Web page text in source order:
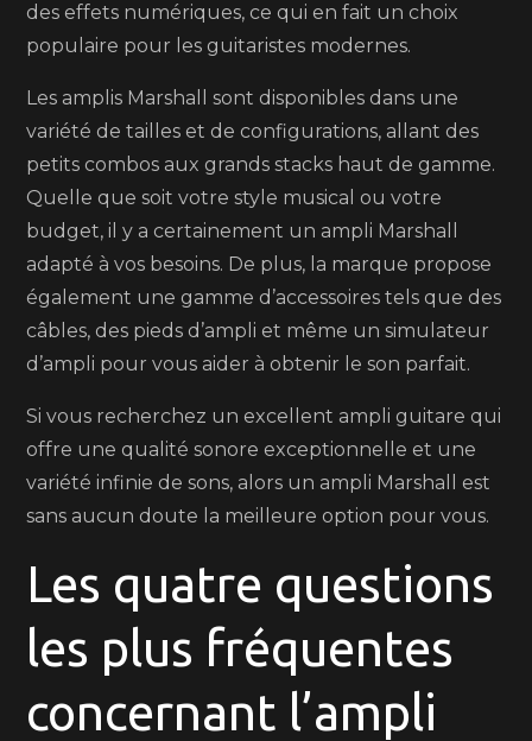
des effets numériques, ce qui en fait un choix
populaire pour les guitaristes modernes.
Les amplis Marshall sont disponibles dans une
variété de tailles et de configurations, allant des
petits combos aux grands stacks haut de gamme.
Quelle que soit votre style musical ou votre
budget, il y a certainement un ampli Marshall
adapté à vos besoins. De plus, la marque propose
également une gamme d’accessoires tels que des
câbles, des pieds d’ampli et même un simulateur
d’ampli pour vous aider à obtenir le son parfait.
Si vous recherchez un excellent ampli guitare qui
offre une qualité sonore exceptionnelle et une
variété infinie de sons, alors un ampli Marshall est
sans aucun doute la meilleure option pour vous.
Les quatre questions
les plus fréquentes
concernant l’ampli